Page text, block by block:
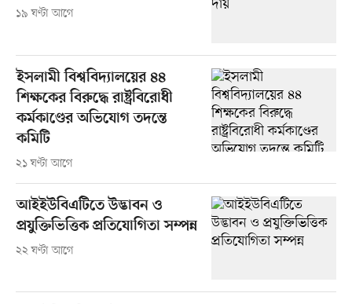
১৯ ঘণ্টা আগে
ইসলামী বিশ্ববিদ্যালয়ের ৪৪
শিক্ষকের বিরুদ্ধে রাষ্ট্রবিরোধী
কর্মকাণ্ডের অভিযোগ তদন্তে
কমিটি
২১ ঘণ্টা আগে
আইইউবিএটিতে উদ্ভাবন ও
প্রযুক্তিভিত্তিক প্রতিযোগিতা সম্পন্ন
২২ ঘণ্টা আগে